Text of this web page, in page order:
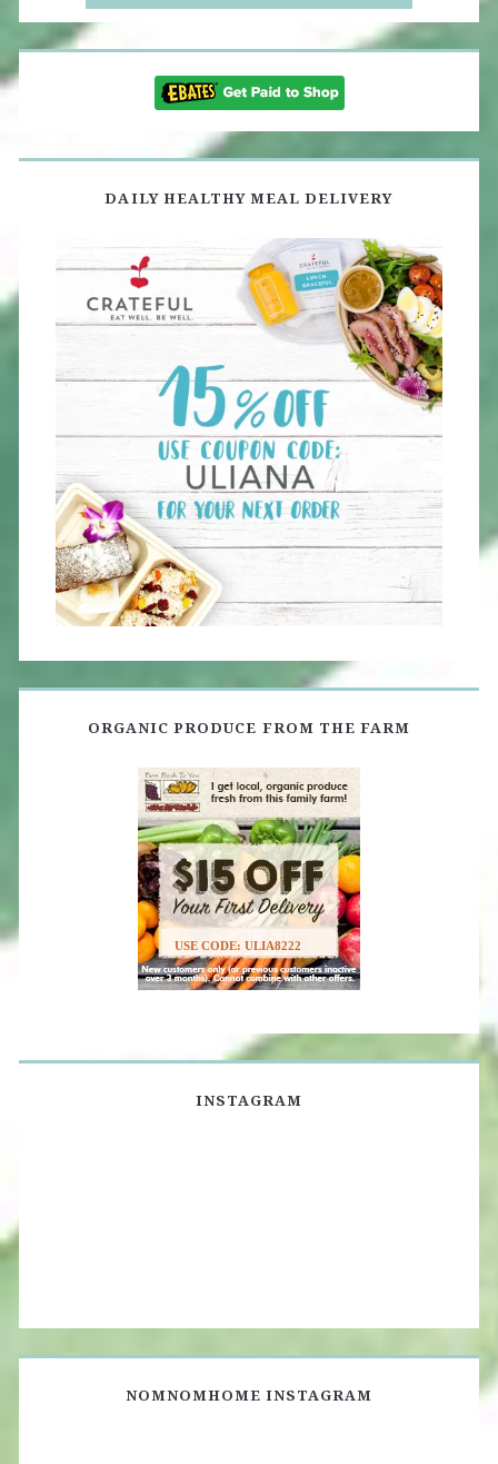
DAILY HEALTHY MEAL DELIVERY
ORGANIC PRODUCE FROM THE FARM
USE CODE: ULIA8222
INSTAGRAM
NOMNOMHOME INSTAGRAM